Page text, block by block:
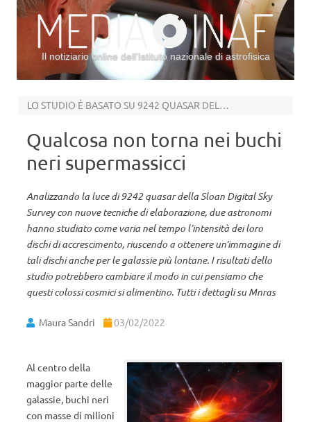
Il notiziario online dell’Istituto nazionale di astrofisica
LO STUDIO È BASATO SU 9242 QUASAR DELLA SDSS
Qualcosa non torna nei buchi
neri supermassicci
Analizzando la luce di 9242 quasar della Sloan Digital Sky
Survey con nuove tecniche di elaborazione, due astronomi
hanno studiato come varia nel tempo l’intensità dei loro
dischi di accrescimento, riuscendo a ottenere un’immagine di
tali dischi anche per le galassie più lontane. I risultati dello
studio potrebbero cambiare il modo in cui pensiamo che
questi colossi cosmici si alimentino. Tutti i dettagli su Mnras
Maura Sandri 03/02/2022
Al centro della
maggior parte delle
galassie, buchi neri
con masse di milioni